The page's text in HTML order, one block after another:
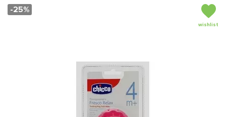
-25%
wishlist